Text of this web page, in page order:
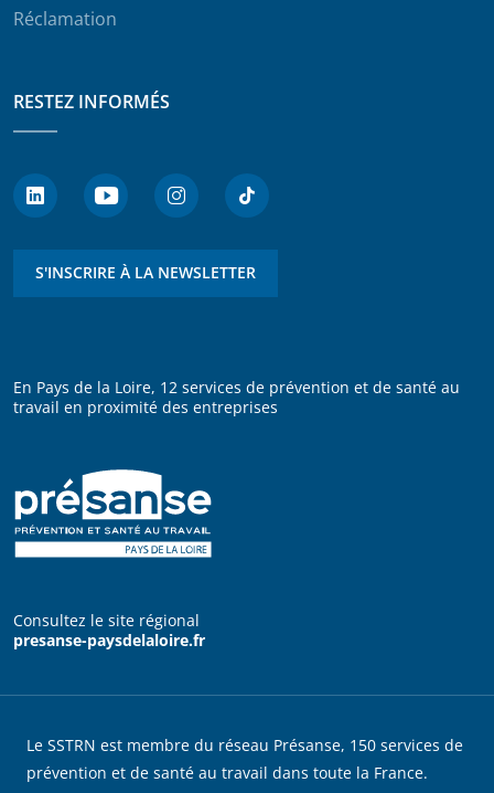
Réclamation
RESTEZ INFORMÉS
S'INSCRIRE À LA NEWSLETTER
En Pays de la Loire, 12 services de prévention et de santé au
travail en proximité des entreprises
Consultez le site régional
presanse-paysdelaloire.fr
Le SSTRN est membre du réseau Présanse, 150 services de
prévention et de santé au travail dans toute la France.